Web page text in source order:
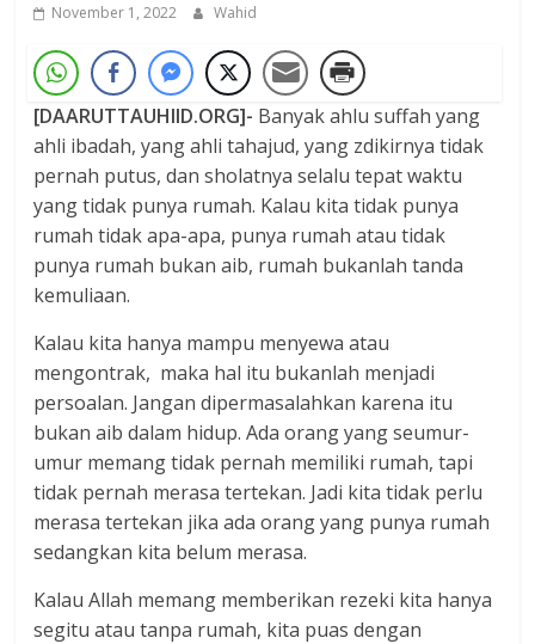
November 1, 2022 Wahid
[DAARUTTAUHIID.ORG]- Banyak ahlu suffah yang
ahli ibadah, yang ahli tahajud, yang zdikirnya tidak
pernah putus, dan sholatnya selalu tepat waktu
yang tidak punya rumah. Kalau kita tidak punya
rumah tidak apa-apa, punya rumah atau tidak
punya rumah bukan aib, rumah bukanlah tanda
kemuliaan.
Kalau kita hanya mampu menyewa atau
mengontrak, maka hal itu bukanlah menjadi
persoalan. Jangan dipermasalahkan karena itu
bukan aib dalam hidup. Ada orang yang seumur-
umur memang tidak pernah memiliki rumah, tapi
tidak pernah merasa tertekan. Jadi kita tidak perlu
merasa tertekan jika ada orang yang punya rumah
sedangkan kita belum merasa.
Kalau Allah memang memberikan rezeki kita hanya
segitu atau tanpa rumah, kita puas dengan